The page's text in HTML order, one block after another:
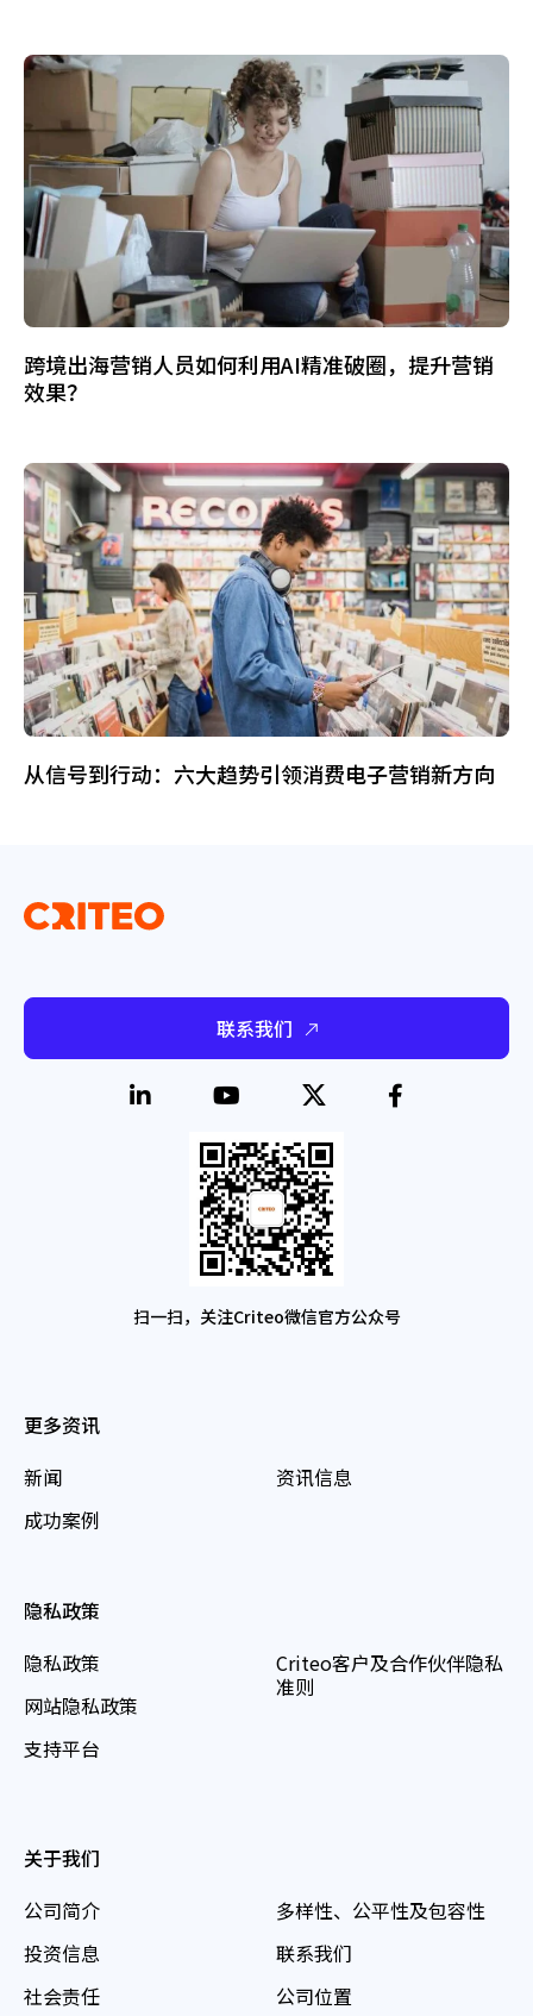
跨境出海营销人员如何利用AI精准破圈，提升营销
效果？
从信号到行动：六大趋势引领消费电子营销新方向
联系我们
扫一扫，关注Criteo微信官方公众号
更多资讯
新闻
成功案例
资讯信息
隐私政策
隐私政策
网站隐私政策
支持平台
Criteo客户及合作伙伴隐私
准则
关于我们
公司简介
投资信息
社会责任
多样性、公平性及包容性
联系我们
公司位置